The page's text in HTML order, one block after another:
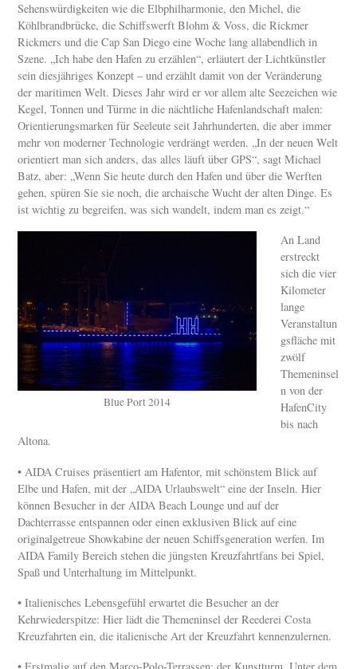
Sehenswürdigkeiten wie die Elbphilharmonie, den Michel, die
Köhlbrandbrücke, die Schiffswerft Blohm & Voss, die Rickmer
Rickmers und die Cap San Diego eine Woche lang allabendlich in
Szene. „Ich habe den Hafen zu erzählen“, erläutert der Lichtkünstler
sein diesjähriges Konzept – und erzählt damit von der Veränderung
der maritimen Welt. Dieses Jahr wird er vor allem alte Seezeichen wie
Kegel, Tonnen und Türme in die nächtliche Hafenlandschaft malen:
Orientierungsmarken für Seeleute seit Jahrhunderten, die aber immer
mehr von moderner Technologie verdrängt werden. „In der neuen Welt
orientiert man sich anders, das alles läuft über GPS“, sagt Michael
Batz, aber: „Wenn Sie heute durch den Hafen und über die Werften
gehen, spüren Sie sie noch, die archaische Wucht der alten Dinge. Es
ist wichtig zu begreifen, was sich wandelt, indem man es zeigt.“
Blue Port 2014
An Land
erstreckt
sich die vier
Kilometer
lange
Veranstaltun
gsfläche mit
zwölf
Themeninsel
n von der
HafenCity
bis nach
Altona.
• AIDA Cruises präsentiert am Hafentor, mit schönstem Blick auf
Elbe und Hafen, mit der „AIDA Urlaubswelt“ eine der Inseln. Hier
können Besucher in der AIDA Beach Lounge und auf der
Dachterrasse entspannen oder einen exklusiven Blick auf eine
originalgetreue Showkabine der neuen Schiffsgeneration werfen. Im
AIDA Family Bereich stehen die jüngsten Kreuzfahrtfans bei Spiel,
Spaß und Unterhaltung im Mittelpunkt.
• Italienisches Lebensgefühl erwartet die Besucher an der
Kehrwiederspitze: Hier lädt die Themeninsel der Reederei Costa
Kreuzfahrten ein, die italienische Art der Kreuzfahrt kennenzulernen.